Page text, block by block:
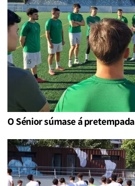
O Sénior súmase á pretempada